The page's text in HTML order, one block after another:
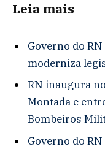
Leia mais
Governo do
moderniza
RN inaugura
Montada e
Bombeiros
Governo do